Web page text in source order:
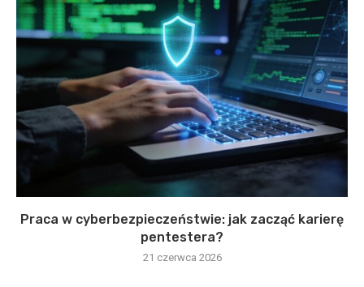
Praca w cyberbezpieczeństwie: jak zacząć karierę
pentestera?
21 czerwca 2026